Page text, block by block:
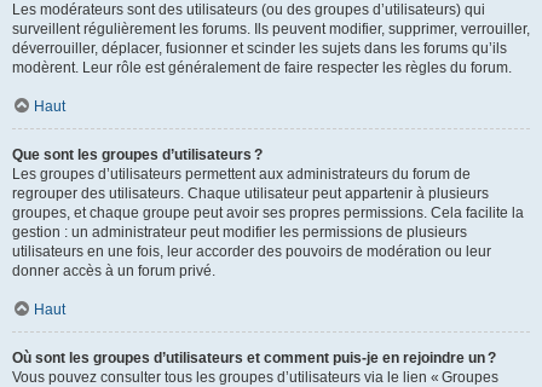
Les modérateurs sont des utilisateurs (ou des groupes d’utilisateurs) qui
surveillent régulièrement les forums. Ils peuvent modifier, supprimer, verrouiller,
déverrouiller, déplacer, fusionner et scinder les sujets dans les forums qu’ils
modèrent. Leur rôle est généralement de faire respecter les règles du forum.
Haut
Que sont les groupes d’utilisateurs ?
Les groupes d’utilisateurs permettent aux administrateurs du forum de
regrouper des utilisateurs. Chaque utilisateur peut appartenir à plusieurs
groupes, et chaque groupe peut avoir ses propres permissions. Cela facilite la
gestion : un administrateur peut modifier les permissions de plusieurs
utilisateurs en une fois, leur accorder des pouvoirs de modération ou leur
donner accès à un forum privé.
Haut
Où sont les groupes d’utilisateurs et comment puis-je en rejoindre un ?
Vous pouvez consulter tous les groupes d’utilisateurs via le lien « Groupes